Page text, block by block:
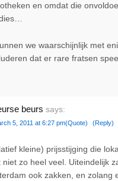
en omdat die
we waarschijnlijk met
dat er rare fratsen
beurs says:
5, 2011 at 6:27 pm(Quote) (Reply)
kleine) prijsstijging die
zo heel veel. Uiteindelijk
ook zakken, en zolang